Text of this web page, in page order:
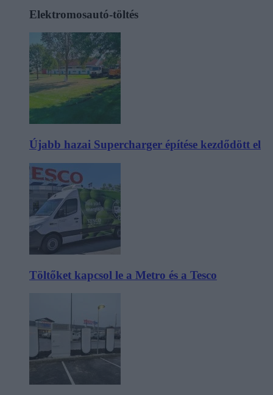
Elektromosautó-töltés
Újabb hazai Supercharger építése kezdődött el
Töltőket kapcsol le a Metro és a Tesco